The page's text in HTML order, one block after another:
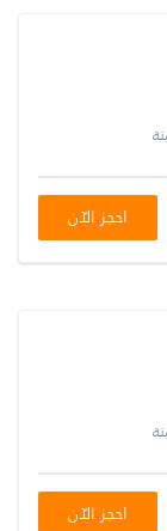
احجز الآن
احجز الآن